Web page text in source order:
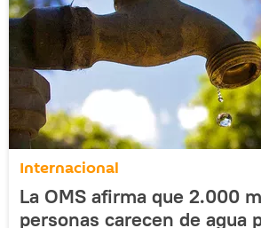
Internacional
La OMS afirma que 2.000
personas carecen de agua